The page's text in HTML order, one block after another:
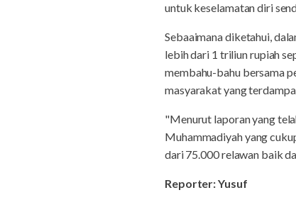
untuk keselamatan diri
Sebaaimana diketahui,
lebih dari 1 triliun rupiah
membahu-bahu bersama
masyarakat yang
"Menurut laporan yang
Muhammadiyah yang
dari 75.000 relawan baik
Reporter: Yusuf